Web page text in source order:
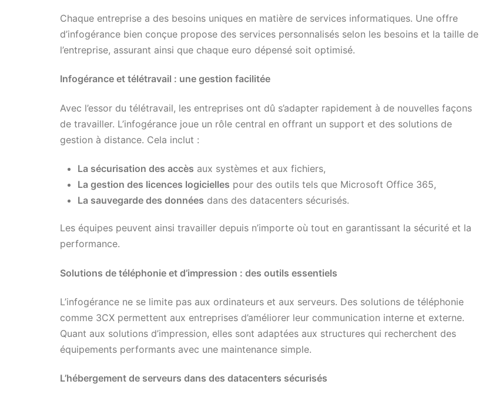
Chaque entreprise a des besoins uniques en matière de services informatiques. Une offre
d’infogérance bien conçue propose des services personnalisés selon les besoins et la taille de
l’entreprise, assurant ainsi que chaque euro dépensé soit optimisé.
Infogérance et télétravail : une gestion facilitée
Avec l’essor du télétravail, les entreprises ont dû s’adapter rapidement à de nouvelles façons
de travailler. L’infogérance joue un rôle central en offrant un support et des solutions de
gestion à distance. Cela inclut :
La sécurisation des accès aux systèmes et aux fichiers,
La gestion des licences logicielles pour des outils tels que Microsoft Office 365,
La sauvegarde des données dans des datacenters sécurisés.
Les équipes peuvent ainsi travailler depuis n’importe où tout en garantissant la sécurité et la
performance.
Solutions de téléphonie et d’impression : des outils essentiels
L’infogérance ne se limite pas aux ordinateurs et aux serveurs. Des solutions de téléphonie
comme 3CX permettent aux entreprises d’améliorer leur communication interne et externe.
Quant aux solutions d’impression, elles sont adaptées aux structures qui recherchent des
équipements performants avec une maintenance simple.
L’hébergement de serveurs dans des datacenters sécurisés